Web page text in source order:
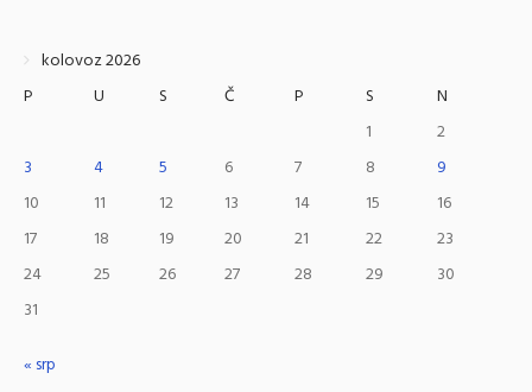
kolovoz 2026
P
U S Č P S
N
1
2
3
4 5 6 7 8
9
10
11 12 13 14 15
16
17
18 19 20 21 22
23
24
25 26 27 28 29
30
31
« srp